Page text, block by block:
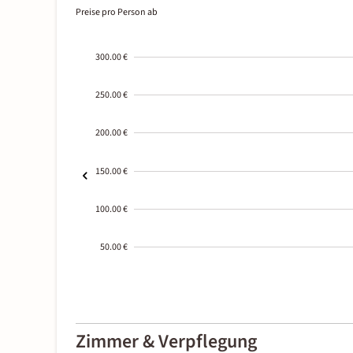
Preise pro Person ab
300.00 €
250.00 €
200.00 €
150.00 €
100.00 €
50.00 €
01-02
Zimmer & Verpflegung